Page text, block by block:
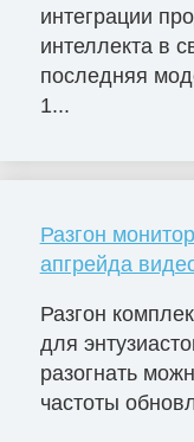
интеграции
интеллекта в
последняя
1...
Разгон
апгрейда
Разгон
для
разогнать
частоты